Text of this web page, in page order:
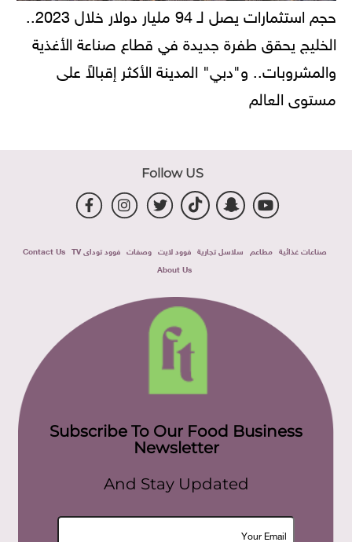
حجم استثمارات يصل لـ 94 مليار دولار خلال 2023..
الخليج يحقق طفرة جديدة في قطاع صناعة الأغذية
والمشروبات.. و"دبي" المدينة الأكثر إقبالاً على
مستوى العالم
Follow US
صناعات غذائية مطاعم سلاسل تجارية فوود لايت وصفات فوود توداى TV
Contact Us
About Us
Subscribe To Our Food Business
Newsletter
And Stay Updated